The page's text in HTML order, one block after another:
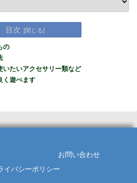
目次
の
いたいアクセサリー類など
く遊べます
お問い合わせ
イバシーポリシー